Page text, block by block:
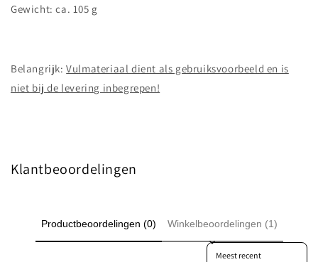
Gewicht: ca. 105 g
Belangrijk:Vulmateriaal dient als gebruiksvoorbeeld en is
niet bij de levering inbegrepen!
Klantbeoordelingen
Productbeoordelingen (0) Winkelbeoordelingen (1)
Sort reviews by